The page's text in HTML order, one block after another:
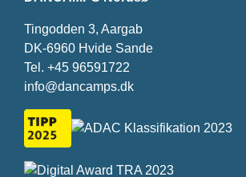
Tingodden 3, Aargab
DK-6960 Hvide Sande
Tel. +45 96591722
info@dancamps.dk